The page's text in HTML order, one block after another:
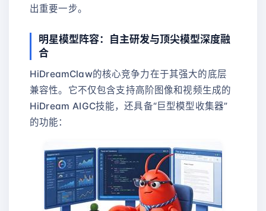
出重要一步。
明星模型阵容：自主研发与顶尖模型深度融
合
HiDreamClaw的核心竞争力在于其强大的底层
兼容性。它不仅包含支持高阶图像和视频生成的
HiDream AIGC技能，还具备“巨型模型收集器”
的功能：